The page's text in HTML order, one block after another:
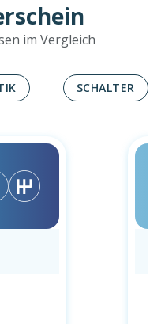
im Vergleich
SCHALTER